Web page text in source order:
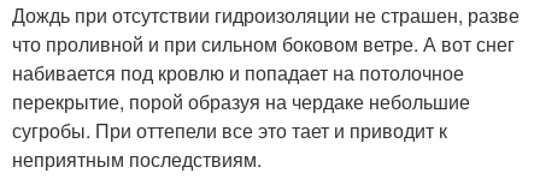
Дождь при отсутствии гидроизоляции не страшен, разве
что проливной и при сильном боковом ветре. А вот снег
набивается под кровлю и попадает на потолочное
перекрытие, порой образуя на чердаке небольшие
сугробы. При оттепели все это тает и приводит к
неприятным последствиям.